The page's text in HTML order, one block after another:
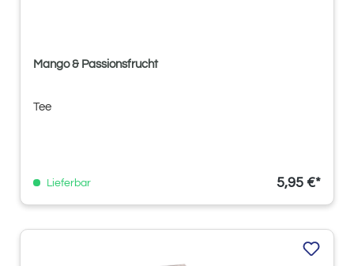
Mango & Passionsfrucht
Tee
Lieferbar 5,95 €*